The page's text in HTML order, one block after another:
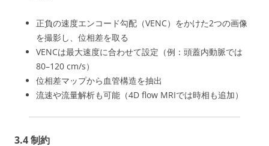
正負の速度エンコード勾配（VENC）をかけた2つの画像
を撮影し、位相差を取る
VENCは最大速度に合わせて設定（例：頭蓋内動脈では
80–120 cm/s）
位相差マップから血管構造を抽出
流速や流量解析も可能（4D flow MRIでは時相も追加）
3.4 制約